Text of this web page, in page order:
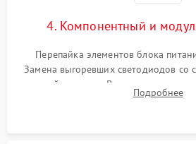
4. Компонентный и
Перепайка элементов блока
Замена выгоревших светодиодов
хрупкой матрицы. Восстановление
прошивка микросхем
Подробнее